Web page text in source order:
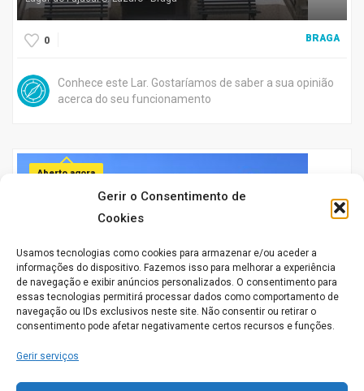
Gerir o Consentimento de
Cookies
Usamos tecnologias como cookies para armazenar e/ou aceder a
informações do dispositivo. Fazemos isso para melhorar a experiência
de navegação e exibir anúncios personalizados. O consentimento para
essas tecnologias permitirá processar dados como comportamento de
navegação ou IDs exclusivos neste site. Não consentir ou retirar o
consentimento pode afetar negativamente certos recursos e funções.
Gerir serviços
0 BRAGA
Conhece este Lar. Gostaríamos de saber a sua opinião
acerca do seu funcionamento
Aberto agora
Lar Conde de Agrolongo
Praça Conde de Agrolongo, 120 4704-524 Braga
0